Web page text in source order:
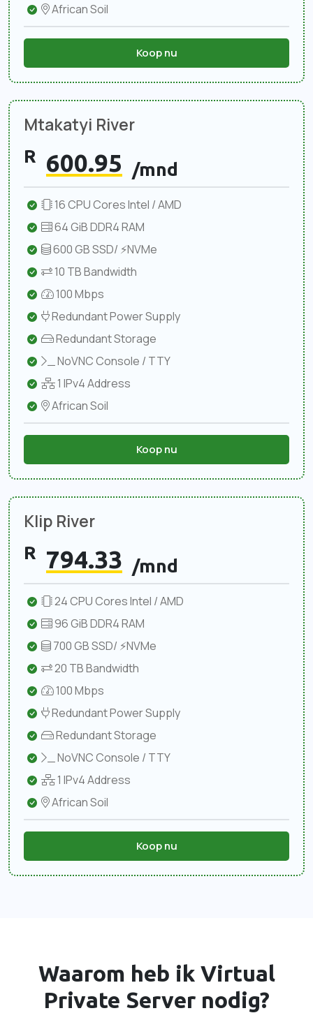
African Soil
Koop nu
Mtakatyi River
R 600.95 /mnd
16 CPU Cores Intel / AMD
64 GiB DDR4 RAM
600 GB SSD/ ⚡NVMe
10 TB Bandwidth
100 Mbps
Redundant Power Supply
Redundant Storage
NoVNC Console / TTY
1 IPv4 Address
African Soil
Koop nu
Klip River
R 794.33 /mnd
24 CPU Cores Intel / AMD
96 GiB DDR4 RAM
700 GB SSD/ ⚡NVMe
20 TB Bandwidth
100 Mbps
Redundant Power Supply
Redundant Storage
NoVNC Console / TTY
1 IPv4 Address
African Soil
Koop nu
Waarom heb ik Virtual
Private Server nodig?